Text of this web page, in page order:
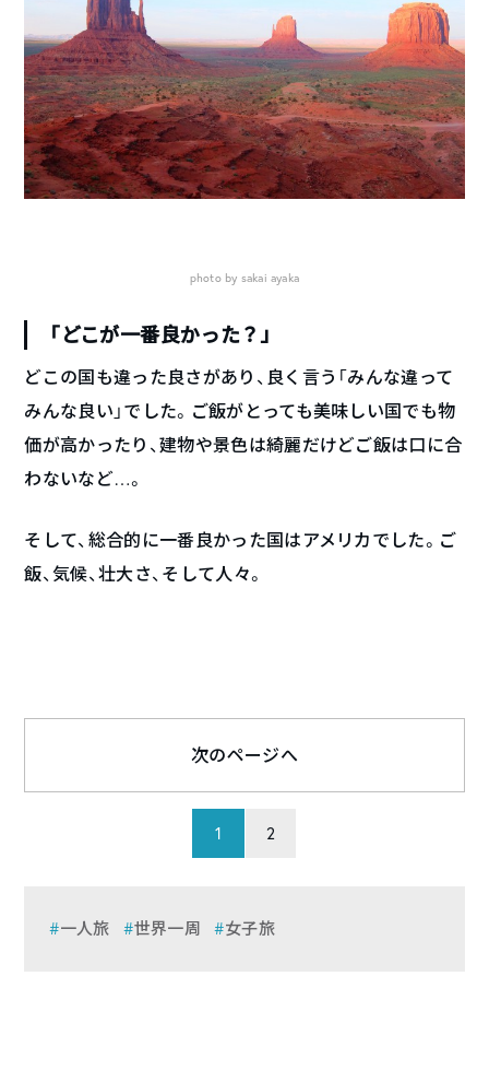
photo by sakai ayaka
「どこが一番良かった？」
どこの国も違った良さがあり、良く言う「みんな違って
みんな良い」でした。ご飯がとっても美味しい国でも物
価が高かったり、建物や景色は綺麗だけどご飯は口に合
わないなど…。
そして、総合的に一番良かった国はアメリカでした。ご
飯、気候、壮大さ、そして人々。
1 2
次のページへ
一人旅 世界一周 女子旅